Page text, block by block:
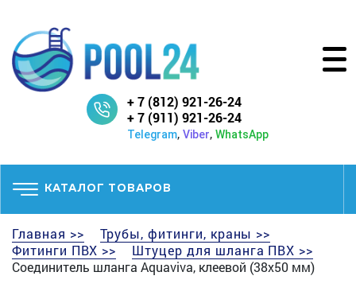
+ 7 (812) 921-26-24
+ 7 (911) 921-26-24
Telegram, Viber, WhatsApp
КАТАЛОГ ТОВАРОВ
Главная >>
Трубы, фитинги, краны >>
Фитинги ПВХ >>
Штуцер для шланга ПВХ >>
Соединитель шланга Aquaviva, клеевой (38х50 мм)